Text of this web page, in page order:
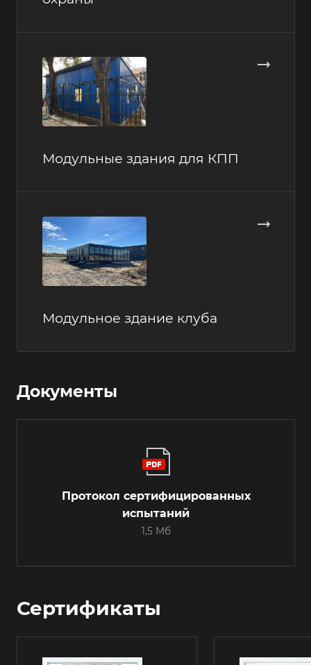
Модульные здания для КПП
Модульное здание клуба
Документы
Протокол сертифицированных
испытаний
1,5 Мб
Сертификаты